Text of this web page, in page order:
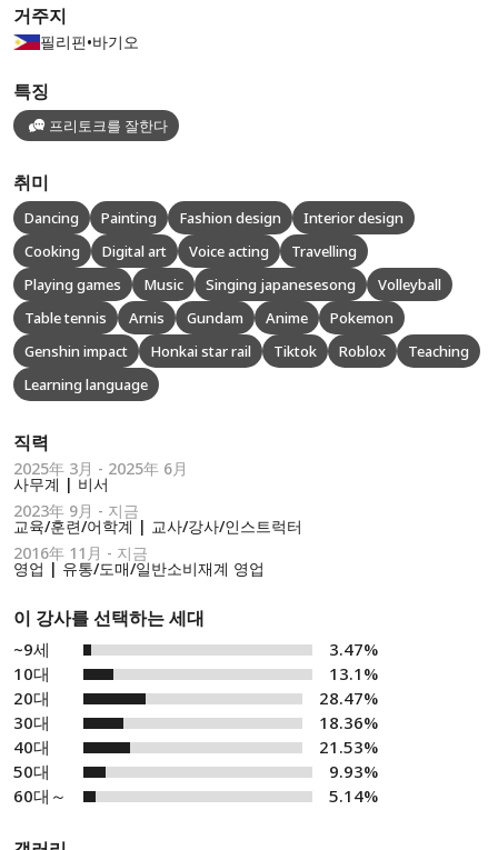
거주지
필리핀•바기오
특징
프리토크를 잘한다
취미
Dancing Painting Fashion design
Interior design
Cooking
Digital art Voice acting
Travelling
Playing games
Music Singing japanesesong
Volleyball
Table tennis
Arnis Gundam Anime
Pokemon
Genshin impact
Honkai star rail Tiktok Roblox
Teaching
Learning language
직력
2025年 3月 - 2025年 6月
사무계 | 비서
2023年 9月 - 지금
교육/훈련/어학계 | 교사/강사/인스트럭터
2016年 11月 - 지금
영업 | 유통/도매/일반소비재계 영업
이 강사를 선택하는 세대
~9세
3.47%
10대
13.1%
20대
28.47%
30대
18.36%
40대
21.53%
50대
9.93%
60대～
5.14%